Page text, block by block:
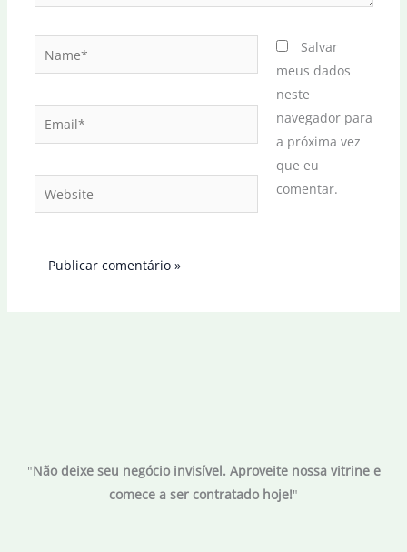
Email*
Website
Salvar
meus dados
neste
navegador para
a próxima vez
que eu
comentar.
"Não deixe seu negócio invisível. Aproveite nossa vitrine e
comece a ser contratado hoje!"